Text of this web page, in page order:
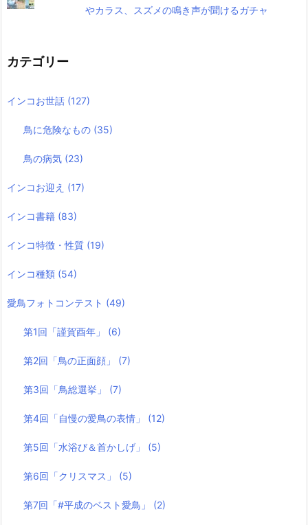
やカラス、スズメの鳴き声が聞けるガチャ
カテゴリー
インコお世話 (127)
鳥に危険なもの (35)
鳥の病気 (23)
インコお迎え (17)
インコ書籍 (83)
インコ特徴・性質 (19)
インコ種類 (54)
愛鳥フォトコンテスト (49)
第1回「謹賀酉年」 (6)
第2回「鳥の正面顔」 (7)
第3回「鳥総選挙」 (7)
第4回「自慢の愛鳥の表情」 (12)
第5回「水浴び＆首かしげ」 (5)
第6回「クリスマス」 (5)
第7回「#平成のベスト愛鳥」 (2)